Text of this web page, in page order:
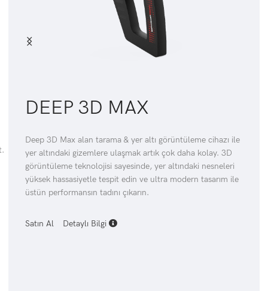
DEEP 3D MAX
Deep 3D Max alan tarama & yer altı görüntüleme cihazı ile
yer altındaki gizemlere ulaşmak artık çok daha kolay. 3D
görüntüleme teknolojisi sayesinde, yer altındaki nesneleri
yüksek hassasiyetle tespit edin ve ultra modern tasarım ile
üstün performansın tadını çıkarın.
Satın Al Detaylı Bilgi